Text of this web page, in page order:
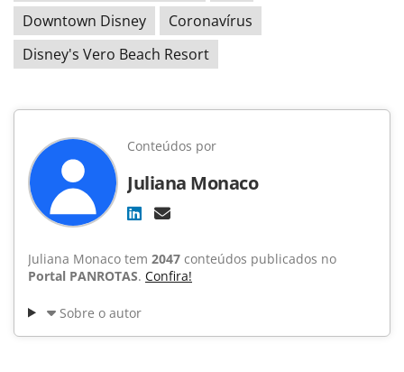
Downtown Disney
Coronavírus
Disney's Vero Beach Resort
Conteúdos por
Juliana Monaco
Juliana Monaco tem 2047 conteúdos publicados no
Portal PANROTAS. Confira!
Sobre o autor